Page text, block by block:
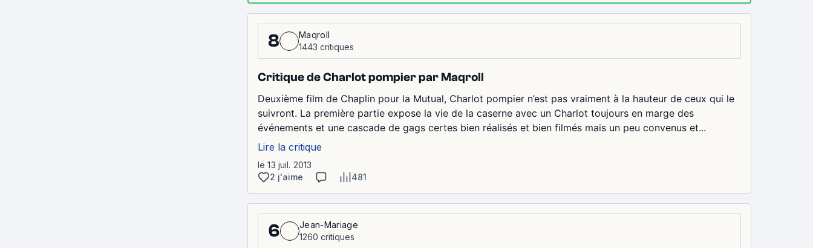
8
Maqroll
1443 critiques
Critique de Charlot pompier par Maqroll
Deuxième film de Chaplin pour la Mutual, Charlot pompier n’est pas vraiment à la hauteur de ceux qui le
suivront. La première partie expose la vie de la caserne avec un Charlot toujours en marge des
événements et une cascade de gags certes bien réalisés et bien filmés mais un peu convenus et...
Lire la critique
le 13 juil. 2013
2 j'aime
481
6
Jean-Mariage
1260 critiques